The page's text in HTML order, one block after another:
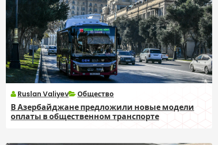
Ruslan Valiyev Общество
В Азербайджане предложили новые модели
оплаты в общественном транспорте